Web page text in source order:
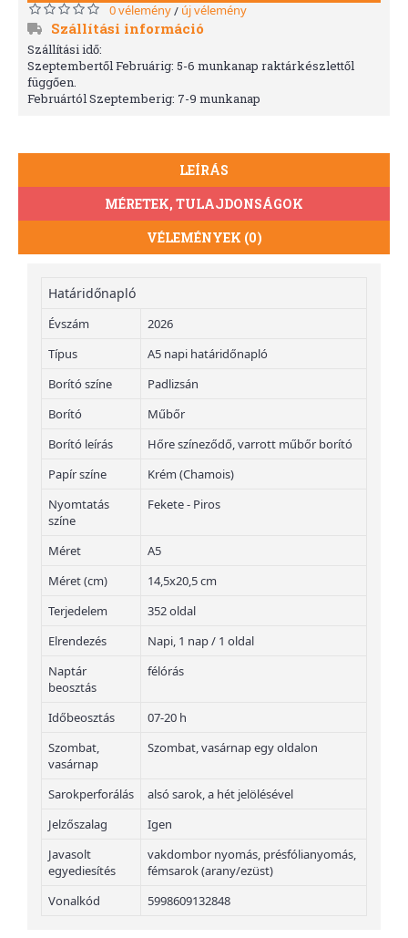
0 vélemény/ új vélemény
Szállítási információ
Szállítási idő:
Szeptembertől Februárig: 5-6 munkanap raktárkészlettől
függően.
Februártól Szeptemberig: 7-9 munkanap
LEÍRÁS
MÉRETEK, TULAJDONSÁGOK
VÉLEMÉNYEK (0)
Határidőnapló
Évszám
2026
Típus
A5 napi határidőnapló
Borító színe
Padlizsán
Borító
Műbőr
Borító leírás
Hőre színeződő, varrott műbőr borító
Papír színe
Krém (Chamois)
Nyomtatás
színe
Fekete - Piros
Méret
A5
Méret (cm)
14,5x20,5 cm
Terjedelem
352 oldal
Elrendezés
Napi, 1 nap / 1 oldal
Naptár
beosztás
félórás
Időbeosztás
07-20 h
Szombat,
vasárnap
Szombat, vasárnap egy oldalon
Sarokperforálás
alsó sarok, a hét jelölésével
Jelzőszalag
Igen
Javasolt
egyediesítés
vakdombor nyomás, présfólianyomás,
fémsarok (arany/ezüst)
Vonalkód
5998609132848